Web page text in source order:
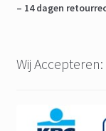
– 14 dagen
Wij Accepteren: